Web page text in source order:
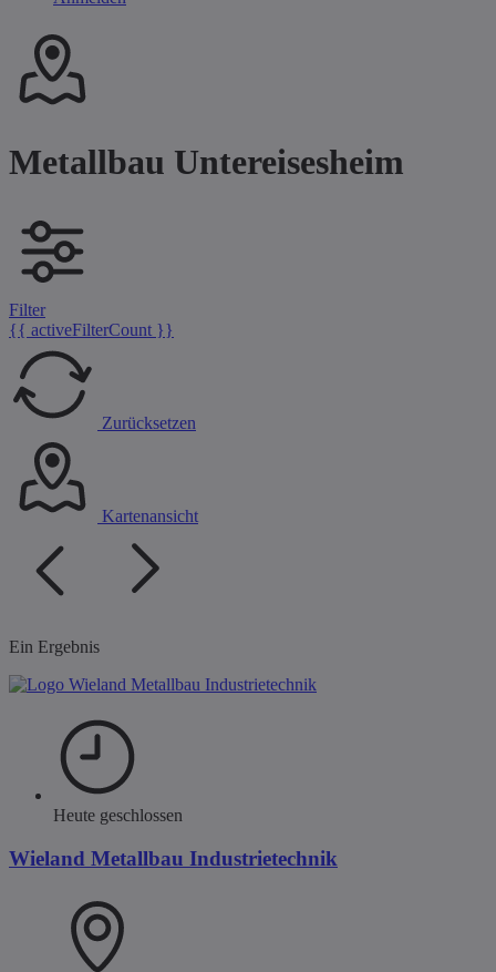
Metallbau Untereisesheim
Filter
{{ activeFilterCount }}
Zurücksetzen
Kartenansicht
Ein Ergebnis
Heute geschlossen
Wieland Metallbau Industrietechnik